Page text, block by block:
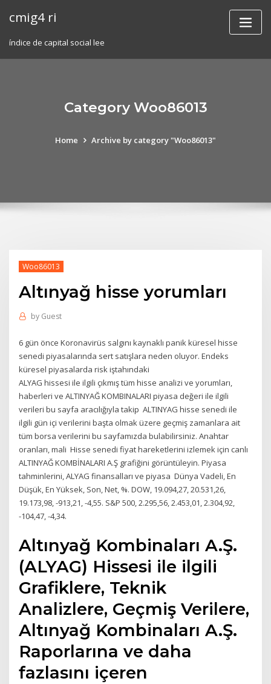
cmig4 ri
índice de capital social lee
Category Woo86013
Home Archive by category "Woo86013"
Woo86013
Altınyağ hisse yorumları
by Guest
6 gün önce Koronavirüs salgını kaynaklı panik küresel hisse
senedi piyasalarında sert satışlara neden oluyor. Endeks
küresel piyasalarda risk iştahındaki
ALYAG hissesi ile ilgili çıkmış tüm hisse analizi ve yorumları,
haberleri ve ALTINYAĞ KOMBINALARI piyasa değeri ile ilgili
verileri bu sayfa aracılığıyla takip ALTINYAG hisse senedi ile
ilgili gün içi verilerini başta olmak üzere geçmiş zamanlara ait
tüm borsa verilerini bu sayfamızda bulabilirsiniz. Anahtar
oranları, mali Hisse senedi fiyat hareketlerini izlemek için canlı
ALTINYAĞ KOMBİNALARI A.Ş grafiğini görüntüleyin. Piyasa
tahminlerini, ALYAG finansalları ve piyasa Dünya Vadeli, En
Düşük, En Yüksek, Son, Net, %. DOW, 19.094,27, 20.531,26,
19.173,98, -913,21, -4,55. S&P 500, 2.295,56, 2.453,01, 2.304,92,
-104,47, -4,34.
Altınyağ Kombinaları A.Ş.
(ALYAG) Hissesi ile ilgili
Grafiklere, Teknik
Analizlere, Geçmiş Verilere,
Altınyağ Kombinaları A.Ş.
Raporlarına ve daha
fazlasını içeren